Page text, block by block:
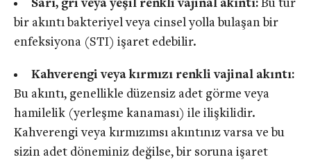
Sarı, gri veya yeşil renkli vajinal akıntı:Bu tür
bir akıntı bakteriyel veya cinsel yolla bulaşan bir
enfeksiyona (STI) işaret edebilir.
Kahverengi veya kırmızı renkli vajinal akıntı:
Bu akıntı, genellikle düzensiz adet görme veya
hamilelik (yerleşme kanaması) ile ilişkilidir.
Kahverengi veya kırmızımsı akıntınız varsa ve bu
sizin adet döneminiz değilse, bir soruna işaret